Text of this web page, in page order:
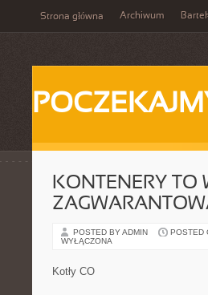
Strona główna Archiwum
KONTENERY
POSTED BY ADMIN POSTED
WYŁĄCZONA
Kotły CO